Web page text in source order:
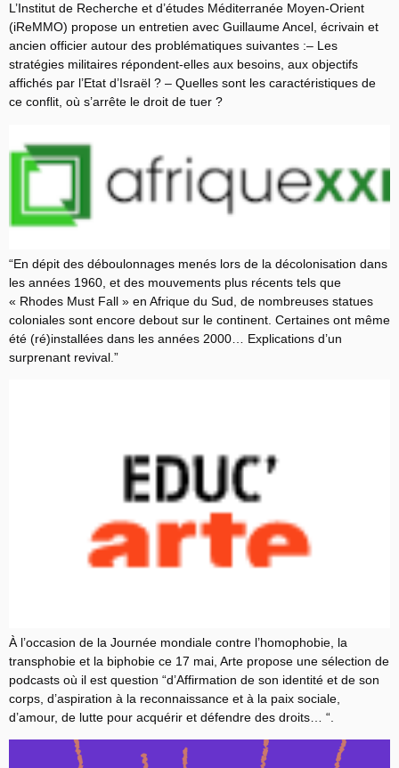
L’Institut de Recherche et d’études Méditerranée Moyen-Orient
(iReMMO) propose un entretien avec Guillaume Ancel, écrivain et
ancien officier autour des problématiques suivantes :– Les
stratégies militaires répondent-elles aux besoins, aux objectifs
affichés par l’Etat d’Israël ? – Quelles sont les caractéristiques de
ce conflit, où s’arrête le droit de tuer ?
“En dépit des déboulonnages menés lors de la décolonisation dans
les années 1960, et des mouvements plus récents tels que
« Rhodes Must Fall » en Afrique du Sud, de nombreuses statues
coloniales sont encore debout sur le continent. Certaines ont même
été (ré)installées dans les années 2000… Explications d’un
surprenant revival.”
À l’occasion de la Journée mondiale contre l’homophobie, la
transphobie et la biphobie ce 17 mai, Arte propose une sélection de
podcasts où il est question “d’Affirmation de son identité et de son
corps, d’aspiration à la reconnaissance et à la paix sociale,
d’amour, de lutte pour acquérir et défendre des droits… “.